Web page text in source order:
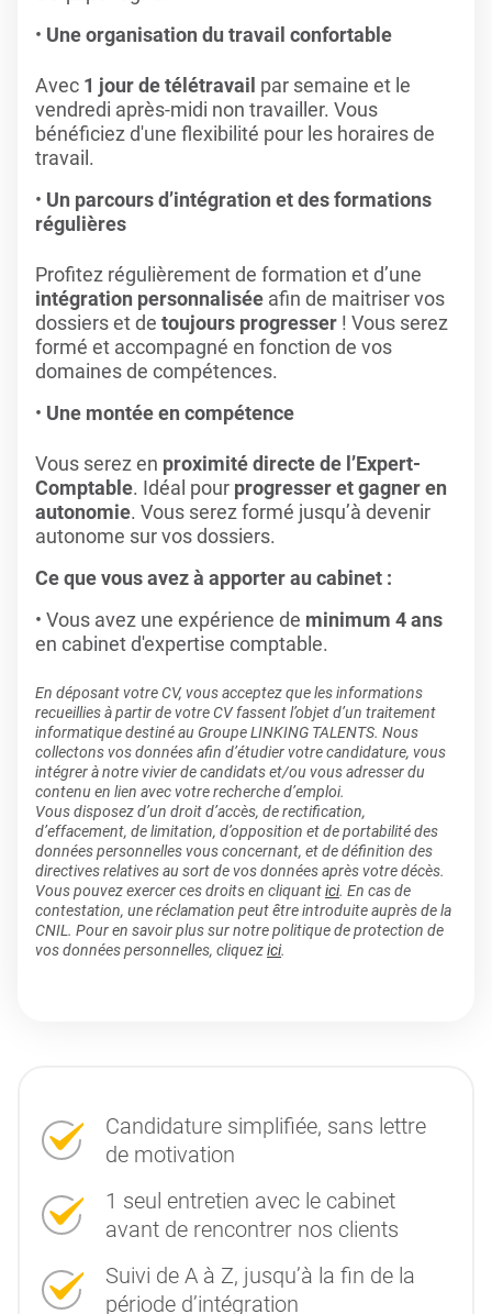
Une organisation du travail confortable
Avec 1 jour de télétravail par semaine et le
vendredi après-midi non travailler. Vous
bénéficiez d'une flexibilité pour les horaires de
travail.
Un parcours d’intégration et des formations
régulières
Profitez régulièrement de formation et d’une
intégration personnalisée afin de maitriser vos
dossiers et de toujours progresser ! Vous serez
formé et accompagné en fonction de vos
domaines de compétences.
Une montée en compétence
Vous serez en proximité directe de l’Expert-
Comptable. Idéal pour progresser et gagner en
autonomie. Vous serez formé jusqu’à devenir
autonome sur vos dossiers.
Ce que vous avez à apporter au cabinet :
Vous avez une expérience de minimum 4 ans
en cabinet d'expertise comptable.
En déposant votre CV, vous acceptez que les informations
recueillies à partir de votre CV fassent l’objet d’un traitement
informatique destiné au Groupe LINKING TALENTS. Nous
collectons vos données afin d’étudier votre candidature, vous
intégrer à notre vivier de candidats et/ou vous adresser du
contenu en lien avec votre recherche d’emploi.
Vous disposez d’un droit d’accès, de rectification,
d’effacement, de limitation, d’opposition et de portabilité des
données personnelles vous concernant, et de définition des
directives relatives au sort de vos données après votre décès.
Vous pouvez exercer ces droits en cliquantici. En cas de
contestation, une réclamation peut être introduite auprès de la
CNIL. Pour en savoir plus sur notre politique de protection de
vos données personnelles, cliquezici.
Candidature simplifiée, sans lettre
de motivation
1 seul entretien avec le cabinet
avant de rencontrer nos clients
Suivi de A à Z, jusqu’à la fin de la
période d’intégration